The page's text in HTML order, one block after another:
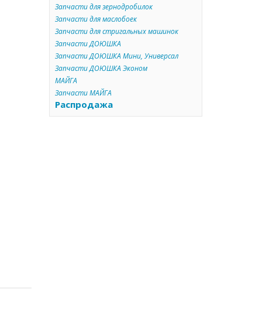
Запчасти для зернодробилок
Запчасти для маслобоек
Запчасти для стригальных машинок
Запчасти ДОЮШКА
Запчасти ДОЮШКА Мини, Универсал
Запчасти ДОЮШКА Эконом
МАЙГА
Запчасти МАЙГА
Распродажа